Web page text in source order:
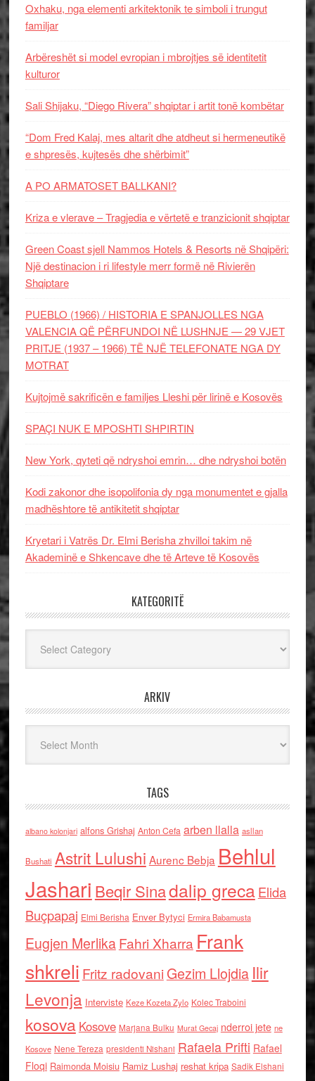
Oxhaku, nga elementi arkitektonik te simboli i trungut
familjar
Arbëreshët si model evropian i mbrojtjes së identitetit
kulturor
Sali Shijaku, “Diego Rivera” shqiptar i artit tonë kombëtar
“Dom Fred Kalaj, mes altarit dhe atdheut si hermeneutikë
e shpresës, kujtesës dhe shërbimit”
A PO ARMATOSET BALLKANI?
Kriza e vlerave – Tragjedia e vërtetë e tranzicionit shqiptar
Green Coast sjell Nammos Hotels & Resorts në Shqipëri:
Një destinacion i ri lifestyle merr formë në Rivierën
Shqiptare
PUEBLO (1966) / HISTORIA E SPANJOLLES NGA
VALENCIA QË PËRFUNDOI NË LUSHNJE — 29 VJET
PRITJE (1937 – 1966) TË NJË TELEFONATE NGA DY
MOTRAT
Kujtojmë sakrificën e familjes Lleshi për lirinë e Kosovës
SPAÇI NUK E MPOSHTI SHPIRTIN
New York, qyteti që ndryshoi emrin… dhe ndryshoi botën
Kodi zakonor dhe isopolifonia dy nga monumentet e gjalla
madhështore të antikitetit shqiptar
Kryetari i Vatrës Dr. Elmi Berisha zhvilloi takim në
Akademinë e Shkencave dhe të Arteve të Kosovës
KATEGORITË
ARKIV
TAGS
albano kolonjari alfons Grishaj Anton Cefa arben llalla asllan
Bushati Astrit Lulushi Aurenc Bebja Behlul
Jashari Beqir Sinadalip grecaElida
Buçpapaj Elmi Berisha Enver Bytyci Ermira Babamusta
Eugjen MerlikaFahri Xharra Frank
shkreli Fritz radovaniGezim Llojdia Ilir
Levonja Interviste Keze Kozeta Zylo Kolec Traboini
kosova Kosove Marjana Bulku Murat Gecaj nderroi jete ne
Kosove Nene Tereza presidenti Nishani Rafaela Prifti Rafael
Floqi Raimonda Moisiu Ramiz Lushaj reshat kripa Sadik Elshani